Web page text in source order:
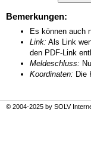
Bemerkungen:
Es können auch
Link: Als Link
den PDF-Link
Meldeschluss:
Koordinaten: Die
© 2004-2025 by SOLV